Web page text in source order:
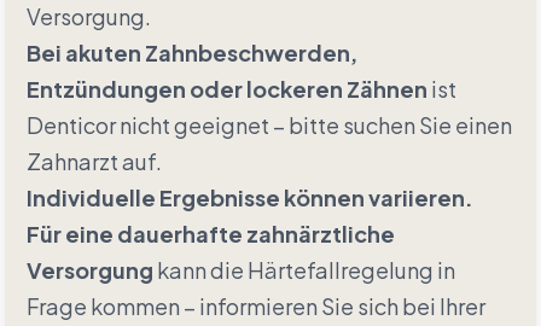
Versorgung.
Bei akuten Zahnbeschwerden,
Entzündungen oder lockeren Zähnen ist
Denticor nicht geeignet – bitte suchen Sie einen
Zahnarzt auf.
Individuelle Ergebnisse können variieren.
Für eine dauerhafte zahnärztliche
Versorgung kann die Härtefallregelung in
Frage kommen – informieren Sie sich bei Ihrer